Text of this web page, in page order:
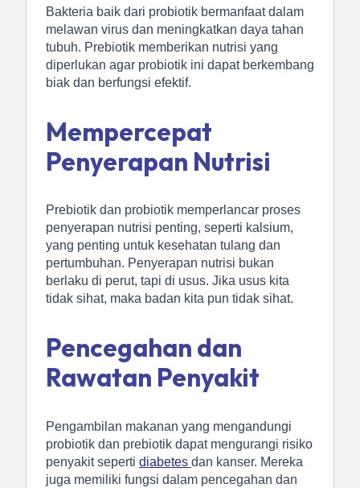
Bakteria baik dari probiotik bermanfaat dalam
melawan virus dan meningkatkan daya tahan
tubuh. Prebiotik memberikan nutrisi yang
diperlukan agar probiotik ini dapat berkembang
biak dan berfungsi efektif.
Mempercepat
Penyerapan Nutrisi
Prebiotik dan probiotik memperlancar proses
penyerapan nutrisi penting, seperti kalsium,
yang penting untuk kesehatan tulang dan
pertumbuhan. Penyerapan nutrisi bukan
berlaku di perut, tapi di usus. Jika usus kita
tidak sihat, maka badan kita pun tidak sihat.
Pencegahan dan
Rawatan Penyakit
Pengambilan makanan yang mengandungi
probiotik dan prebiotik dapat mengurangi risiko
penyakit seperti diabetes dan kanser. Mereka
juga memiliki fungsi dalam pencegahan dan